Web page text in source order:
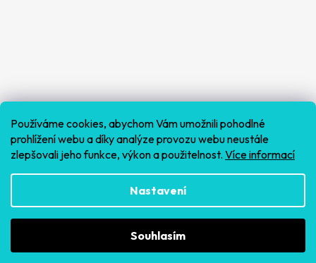
Používáme cookies, abychom Vám umožnili pohodlné
prohlížení webu a díky analýze provozu webu neustále
zlepšovali jeho funkce, výkon a použitelnost. Více informací
Nastavení
Souhlasím
Sledovat na Instagramu
Vytvořil Shoptet
Copyright 2026Fitvitaminy. Všechna práva vyhrazena.